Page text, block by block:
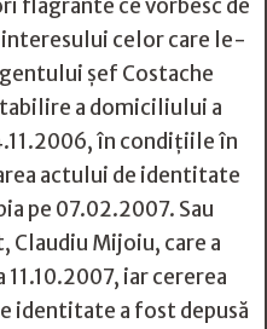
flagrante ce vorbesc de
interesului celor care le-
șef Costache
a domiciliului a
în condițiile în
actului de identitate
pe 07.02.2007. Sau
Claudiu Mijoiu, care a
iar cererea
identitate a fost depusă